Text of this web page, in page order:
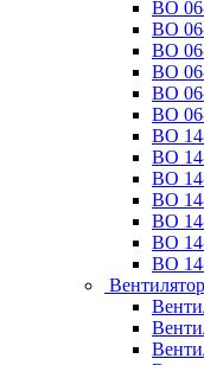
ВО
ВО
ВО
ВО
ВО
ВО
ВО
ВО
ВО
ВО
ВО
ВО
ВО